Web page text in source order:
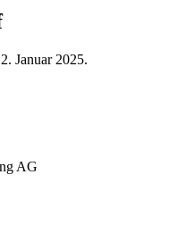
Januar 2025.
AG